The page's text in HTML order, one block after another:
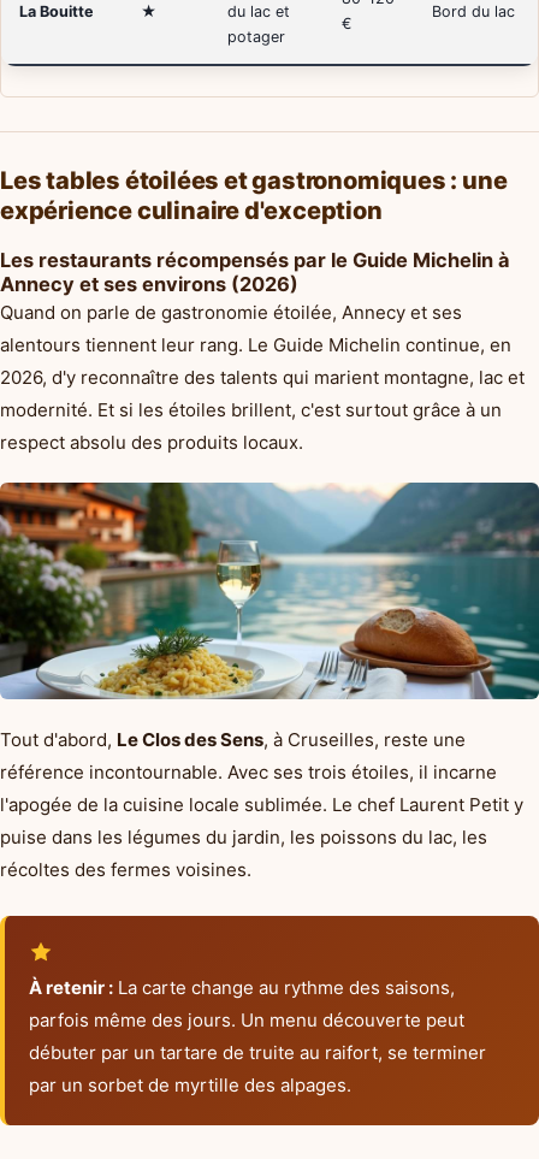
La Bouitte ★
du lac et
potager
€
Bord du lac
Les tables étoilées et gastronomiques : une
expérience culinaire d'exception
Les restaurants récompensés par le Guide Michelin à
Annecy et ses environs (2026)
Quand on parle de gastronomie étoilée, Annecy et ses
alentours tiennent leur rang. Le Guide Michelin continue, en
2026, d'y reconnaître des talents qui marient montagne, lac et
modernité. Et si les étoiles brillent, c'est surtout grâce à un
respect absolu des produits locaux.
Tout d'abord, Le Clos des Sens, à Cruseilles, reste une
référence incontournable. Avec ses trois étoiles, il incarne
l'apogée de la cuisine locale sublimée. Le chef Laurent Petit y
puise dans les légumes du jardin, les poissons du lac, les
récoltes des fermes voisines.
À retenir : La carte change au rythme des saisons,
parfois même des jours. Un menu découverte peut
débuter par un tartare de truite au raifort, se terminer
par un sorbet de myrtille des alpages.